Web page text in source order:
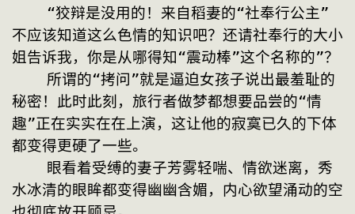
不应该知道这么色情的知识吧？还请社奉行的大小
姐告诉我，你是从哪得知“震动棒”这个名称的”？
秘密！此时此刻，旅行者做梦都想要品尝的“情
趣”正在实实在在上演，这让他的寂寞已久的下体
都变得更硬了一些。
水冰清的眼眸都变得幽幽含媚，内心欲望涌动的空